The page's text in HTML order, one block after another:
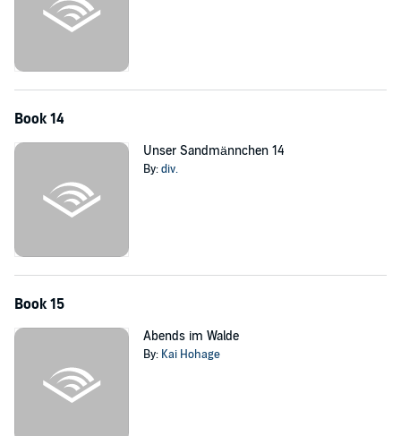
Book 14
Unser Sandmännchen 14
By:div.
Book 15
Abends im Walde
By: Kai Hohage